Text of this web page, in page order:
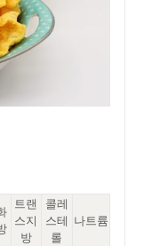
트랜
스지
방
콜레
스테
롤
나트륨